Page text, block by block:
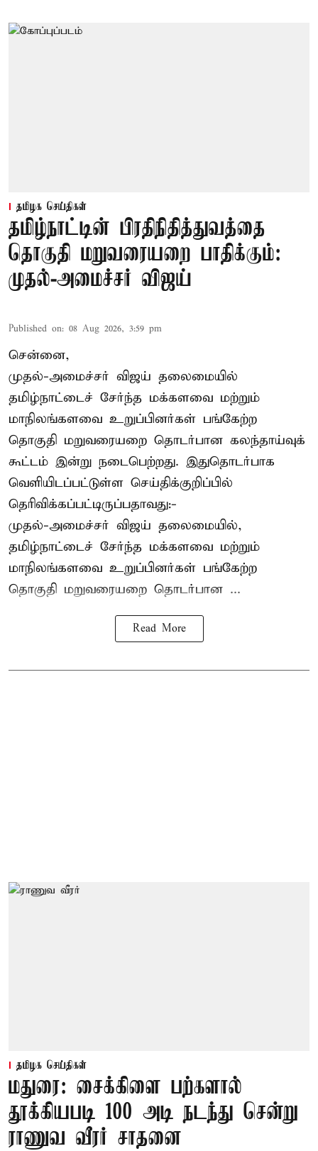
தமிழக செய்திகள்
தமிழ்நாட்டின் பிரதிநிதித்துவத்தை
தொகுதி மறுவரையறை பாதிக்கும்:
முதல்-அமைச்சர் விஜய்
Published on: 08 Aug 2026, 3:59 pm
சென்னை,
முதல்-அமைச்சர் விஜய் தலைமையில்
தமிழ்நாட்டைச் சேர்ந்த மக்களவை மற்றும்
மாநிலங்களவை உறுப்பினர்கள் பங்கேற்ற
தொகுதி மறுவரையறை தொடர்பான கலந்தாய்வுக்
கூட்டம் இன்று நடைபெற்றது. இதுதொடர்பாக
வெளியிடப்பட்டுள்ள செய்திக்குறிப்பில்
தெரிவிக்கப்பட்டிருப்பதாவது:-
முதல்-அமைச்சர் விஜய் தலைமையில்,
தமிழ்நாட்டைச் சேர்ந்த மக்களவை மற்றும்
மாநிலங்களவை உறுப்பினர்கள் பங்கேற்ற
தொகுதி மறுவரையறை தொடர்பான ...
Read More
தமிழக செய்திகள்
மதுரை: சைக்கிளை பற்களால்
தூக்கியபடி 100 அடி நடந்து சென்று
ராணுவ வீரர் சாதனை